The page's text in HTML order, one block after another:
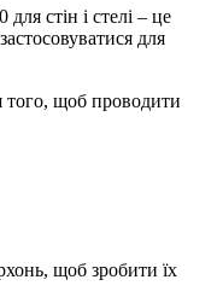
стін і стелі – це
для
того, щоб проводити
щоб зробити їх